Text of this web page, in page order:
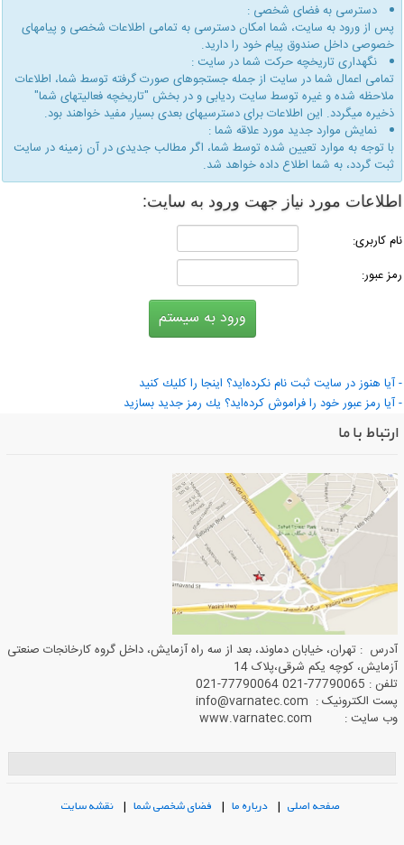
دسترسی به فضای شخصی :
پس از ورود به سایت، شما امكان دسترسی به تمامی اطلاعات شخصی و پیامهای
خصوصی داخل صندوق پیام خود را دارید.
نگهداری تاریخچه حركت شما در سایت :
تمامی اعمال شما در سایت از جمله جستجوهای صورت گرفته توسط شما، اطلاعات
ملاحظه شده و غیره توسط سایت ردیابی و در بخش "تاریخچه فعالیتهای شما"
ذخیره میگردد. این اطلاعات برای دسترسیهای بعدی بسیار مفید خواهند بود.
نمایش موارد جدید مورد علاقه شما :
با توجه به موارد تعیین شده توسط شما، اگر مطالب جدیدی در آن زمینه در سایت
ثبت گردد، به شما اطلاع داده خواهد شد.
اطلاعات مورد نیاز جهت ورود به سایت:
نام كاربری:
رمز عبور:
- آیا هنوز در سایت ثبت نام نكرده‌اید؟ اینجا را كلیك كنید
- آیا رمز عبور خود را فراموش كرده‌اید؟ یك رمز جدید بسازید
ارتباط با ما
آدرس : تهران، خیابان دماوند، بعد از سه راه آزمایش، داخل گروه کارخانجات صنعتی
آزمایش، کوچه یکم شرقی،پلاک 14
تلفن : 77790065-021 77790064-021
پست الکترونیک : info@varnatec.com
وب سایت : www.varnatec.com
صفحه اصلی| درباره ما| فضای شخصی شما| نقشه سایت